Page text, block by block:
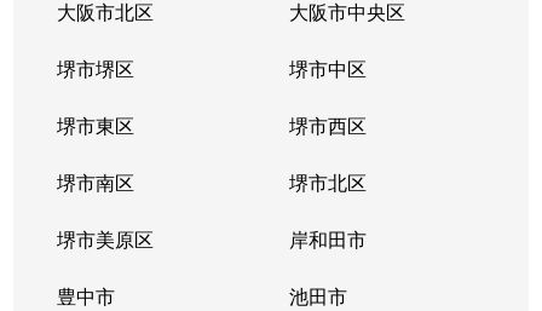
大阪市北区 大阪市中央区
堺市堺区 堺市中区
堺市東区 堺市西区
堺市南区 堺市北区
堺市美原区 岸和田市
豊中市 池田市